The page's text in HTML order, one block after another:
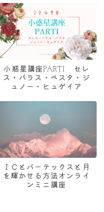
小惑星講座PARTI セレ
ス・パラス・ベスタ・ジ
ュノー・ヒュゲイア
ＩＣとバーテックスと月
を輝かせる方法オンライ
ンミニ講座